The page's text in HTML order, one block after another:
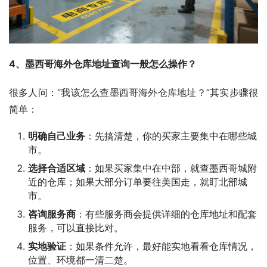
4、墨西哥海外仓库地址查询一般怎么操作？
很多人问：“我该怎么查墨西哥海外仓库地址？”其实步骤很
简单：
明确自己业务 ：先搞清楚，你的买家主要集中在哪些城
市。
选择合适区域 ：如果买家集中在中部，就查墨西哥城附
近的仓库；如果大部分订单要往美国走，就盯北部城
市。
咨询服务商 ：有些服务商会提供详细的仓库地址和配套
服务，可以直接比对。
实地验证 ：如果条件允许，最好能实地看看仓库情况，
位置、环境都一清二楚。